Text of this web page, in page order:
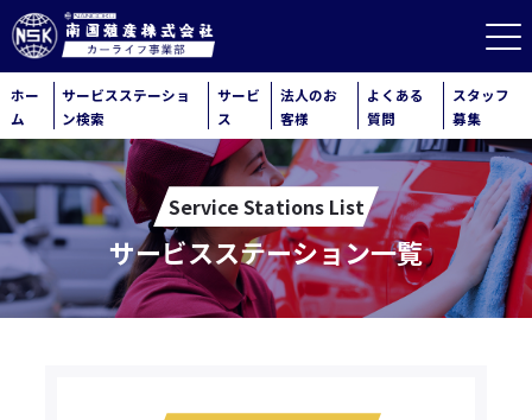
ホー
ム
サービスステーショ
ン検索
サービ
ス
法人のお
客様
よくある
質問
スタッフ
募集
Service Stations List
サービスステーション一覧